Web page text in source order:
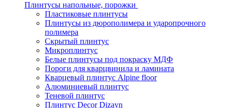
Плинтусы напольные, порожки
Пластиковые плинтусы
Плинтусы из дюрополимера и ударопрочного
полимера
Скрытый плинтус
Микроплинтус
Белые плинтусы под покраску МДФ
Пороги для кварцвинила и ламината
Кварцевый плинтус Alpine floor
Алюминиевый плинтус
Теневой плинтус
Плинтус Decor Dizayn